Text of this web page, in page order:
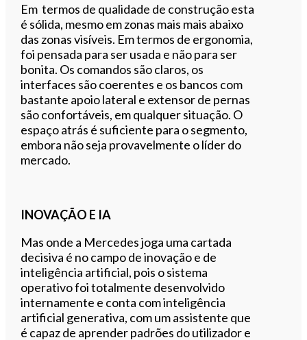
Em termos de qualidade de construção esta
é sólida, mesmo em zonas mais mais abaixo
das zonas visíveis. Em termos de ergonomia,
foi pensada para ser usada e não para ser
bonita. Os comandos são claros, os
interfaces são coerentes e os bancos com
bastante apoio lateral e extensor de pernas
são confortáveis, em qualquer situação. O
espaço atrás é suficiente para o segmento,
embora não seja provavelmente o líder do
mercado.
INOVAÇÃO E IA
Mas onde a Mercedes joga uma cartada
decisiva é no campo de inovação e de
inteligência artificial, pois o sistema
operativo foi totalmente desenvolvido
internamente e conta com inteligência
artificial generativa, com um assistente que
é capaz de aprender padrões do utilizador e